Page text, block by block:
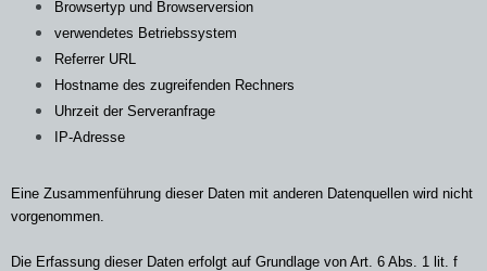
Browsertyp und Browserversion
verwendetes Betriebssystem
Referrer URL
Hostname des zugreifenden Rechners
Uhrzeit der Serveranfrage
IP-Adresse
Eine Zusammenführung dieser Daten mit anderen Datenquellen wird nicht
vorgenommen.
Die Erfassung dieser Daten erfolgt auf Grundlage von Art. 6 Abs. 1 lit. f